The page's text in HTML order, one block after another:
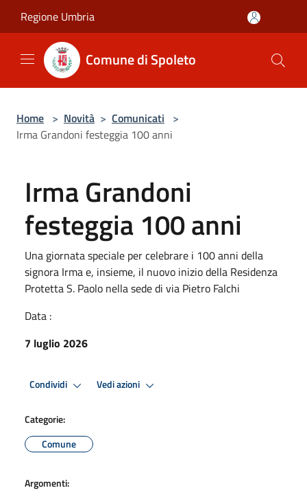
Regione Umbria
Comune di Spoleto
Home > Novità > Comunicati >
Irma Grandoni festeggia 100 anni
Irma Grandoni
festeggia 100 anni
Una giornata speciale per celebrare i 100 anni della
signora Irma e, insieme, il nuovo inizio della Residenza
Protetta S. Paolo nella sede di via Pietro Falchi
Data :
7 luglio 2026
Condividi Vedi azioni
Categorie:
Comune
Argomenti: